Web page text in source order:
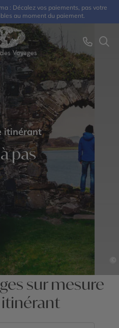
: Décalez vos paiements, pas votre
au moment du paiement.
itinérant
pas
©
sur mesure
itinérant